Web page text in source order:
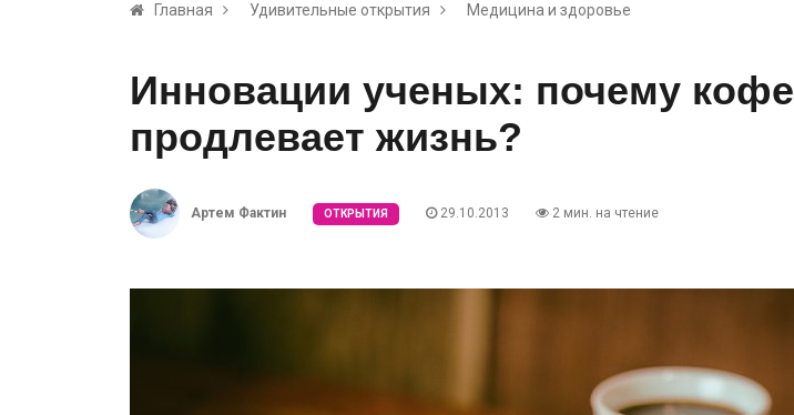
Главная Удивительные открытия Медицина и здоровье
Инновации ученых: почему кофе
продлевает жизнь?
Артем Фактин ОТКРЫТИЯ 29.10.2013 2 мин. на чтение